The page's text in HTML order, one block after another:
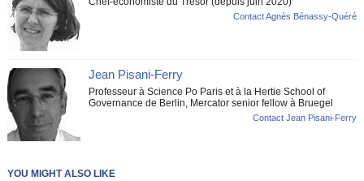
Contact Agnès Bénassy-Quéré
Jean Pisani-Ferry
Professeur à Science Po Paris et à la Hertie School of
Governance de Berlin, Mercator senior fellow à Bruegel
Contact Jean Pisani-Ferry
YOU MIGHT ALSO LIKE